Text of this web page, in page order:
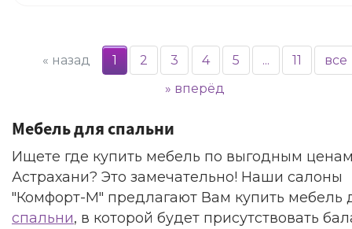
« назад 1 2 3 4 5 ... 11
все
» вперёд
Мебель для спальни
Ищете где купить мебель по выгодным
Астрахани? Это замечательно! Наши салоны
"Комфорт-М" предлагают Вам купить мебель
спальни, в которой будет присутствовать